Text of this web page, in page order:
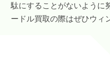
駄にすることがないように
ードル買取の際はぜひウィ